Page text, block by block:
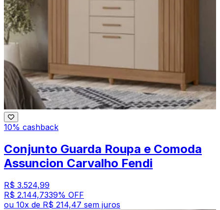
10% cashback
Conjunto Guarda Roupa e Comoda
Assuncion Carvalho Fendi
R$ 3.524,99
R$ 2.144,7339% OFF
ou 10x de R$ 214,47 sem juros